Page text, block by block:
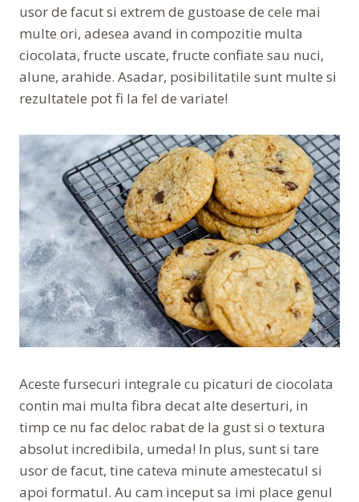
usor de facut si extrem de gustoase de cele mai
multe ori, adesea avand in compozitie multa
ciocolata, fructe uscate, fructe confiate sau nuci,
alune, arahide. Asadar, posibilitatile sunt multe si
rezultatele pot fi la fel de variate!
Aceste fursecuri integrale cu picaturi de ciocolata
contin mai multa fibra decat alte deserturi, in
timp ce nu fac deloc rabat de la gust si o textura
absolut incredibila, umeda! In plus, sunt si tare
usor de facut, tine cateva minute amestecatul si
apoi formatul. Au cam inceput sa imi place genul